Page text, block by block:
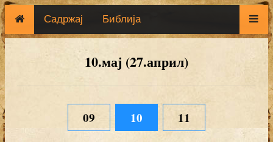
Садржај Библија
10.мај (27.април)
09 10 11